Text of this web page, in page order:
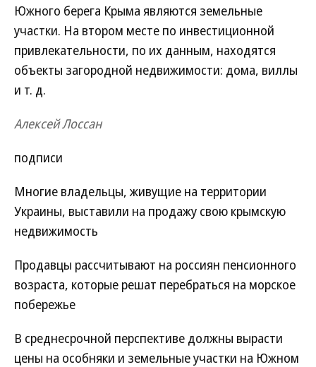
Южного берега Крыма являются земельные
участки. На втором месте по инвестиционной
привлекательности, по их данным, находятся
объекты загородной недвижимости: дома, виллы
и т. д.
Алексей Лоссан
подписи
Многие владельцы, живущие на территории
Украины, выставили на продажу свою крымскую
недвижимость
Продавцы рассчитывают на россиян пенсионного
возраста, которые решат перебраться на морское
побережье
В среднесрочной перспективе должны вырасти
цены на особняки и земельные участки на Южном